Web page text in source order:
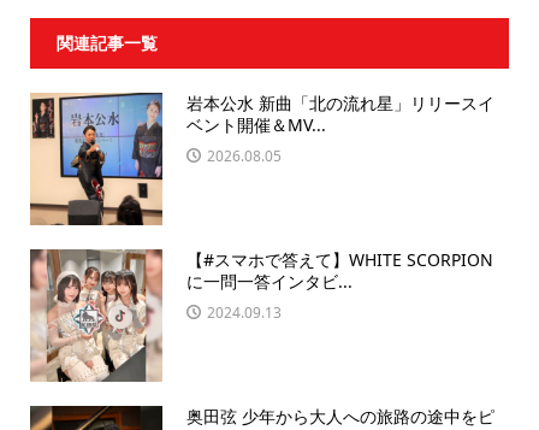
関連記事一覧
岩本公水 新曲「北の流れ星」リリースイ
ベント開催＆MV...
2026.08.05
【#スマホで答えて】WHITE SCORPION
に一問一答インタビ...
2024.09.13
奥田弦 少年から大人への旅路の途中をピ